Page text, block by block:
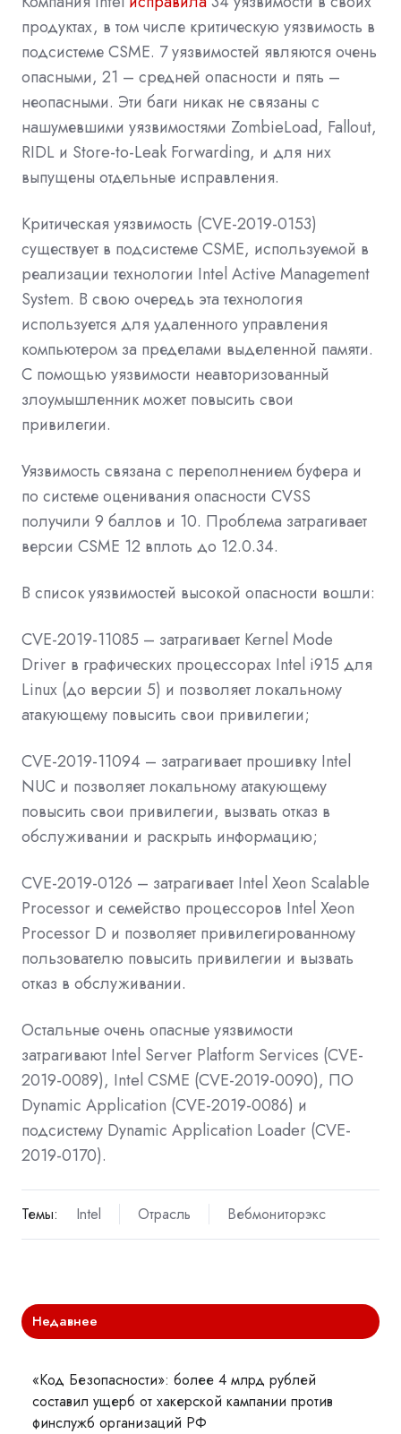
продуктах, в том числе критическую уязвимость в
подсистеме CSME. 7 уязвимостей являются очень
опасными, 21 – средней опасности и пять –
неопасными. Эти баги никак не связаны с
нашумевшими уязвимостями ZombieLoad, Fallout,
RIDL и Store-to-Leak Forwarding, и для них
выпущены отдельные исправления.
Критическая уязвимость (CVE-2019-0153)
существует в подсистеме CSME, используемой в
реализации технологии Intel Active Management
System. В свою очередь эта технология
используется для удаленного управления
компьютером за пределами выделенной памяти.
С помощью уязвимости неавторизованный
злоумышленник может повысить свои
привилегии.
Уязвимость связана с переполнением буфера и
по системе оценивания опасности CVSS
получили 9 баллов и 10. Проблема затрагивает
версии CSME 12 вплоть до 12.0.34.
В список уязвимостей высокой опасности вошли:
CVE-2019-11085 – затрагивает Kernel Mode
Driver в графических процессорах Intel i915 для
Linux (до версии 5) и позволяет локальному
атакующему повысить свои привилегии;
CVE-2019-11094 – затрагивает прошивку Intel
NUC и позволяет локальному атакующему
повысить свои привилегии, вызвать отказ в
обслуживании и раскрыть информацию;
CVE-2019-0126 – затрагивает Intel Xeon Scalable
Processor и семейство процессоров Intel Xeon
Processor D и позволяет привилегированному
пользователю повысить привилегии и вызвать
отказ в обслуживании.
Остальные очень опасные уязвимости
затрагивают Intel Server Platform Services (CVE-
2019-0089), Intel CSME (CVE-2019-0090), ПО
Dynamic Application (CVE-2019-0086) и
подсистему Dynamic Application Loader (CVE-
2019-0170).
Темы: Intel Отрасль Вебмониторэкс
Недавнее
«Код Безопасности»: более 4 млрд рублей
составил ущерб от хакерской кампании против
финслужб организаций РФ